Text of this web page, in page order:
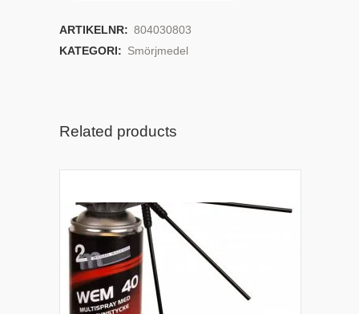
ARTIKELNR: 804030803
KATEGORI: Smörjmedel
Related products